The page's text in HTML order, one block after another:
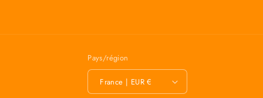
Pays/région
France | EUR €